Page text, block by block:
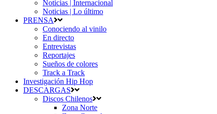
Noticias | Internacional
Noticias | Lo último
PRENSA
Conociendo al vinilo
En directo
Entrevistas
Reportajes
Sueños de colores
Track a Track
Investigación Hip Hop
DESCARGAS
Discos Chilenos
Zona Norte